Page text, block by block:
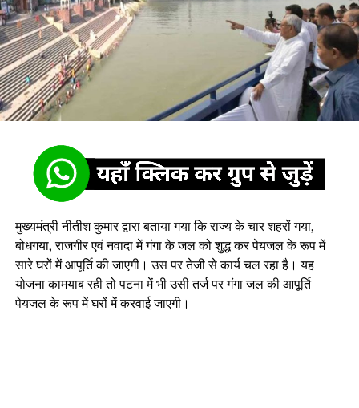
मुख्यमंत्री नीतीश कुमार द्वारा बताया गया कि राज्य के चार शहरों गया,
बोधगया, राजगीर एवं नवादा में गंगा के जल को शुद्ध कर पेयजल के रूप में
सारे घरों में आपूर्ति की जाएगी। उस पर तेजी से कार्य चल रहा है। यह
योजना कामयाब रही तो पटना में भी उसी तर्ज पर गंगा जल की आपूर्ति
पेयजल के रूप में घरों में करवाई जाएगी।